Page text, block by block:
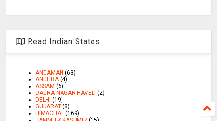
Read Indian States
ANDAMAN (63)
ANDHRA (4)
ASSAM (6)
DADRA NAGAR HAVELI (2)
DELHI (19)
GUJARAT (8)
HIMACHAL (169)